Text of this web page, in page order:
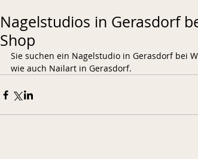
Nagelstudios in Gerasdorf
Shop
Sie suchen ein Nagelstudio in Gerasdorf bei
wie auch Nailart in Gerasdorf.